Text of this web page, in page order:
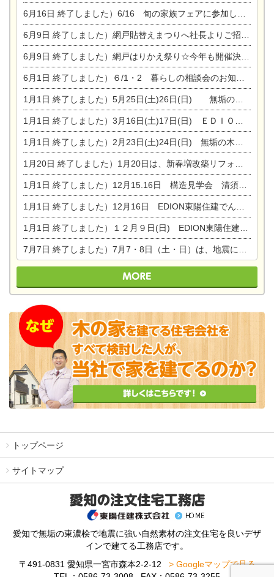
6月16日 終了しました）6/16 旬の家族フェアに参加します☆
6月9日 終了しました）網戸貼替えまつりへ社長よりご招待です♪
6月9日 終了しました）網戸はりかえ祭り☆今年も開催決定！
6月1日 終了しました）６/1・2 暮らしの相談会のお知らせ
1月1日 終了しました）5月25日(土)26日(日) 無垢の木の家体感見学会開催☆
1月1日 終了しました）3月16日(土)17日(日) ＥＤＩＯＮ東陽住建でんき館 総決算まつり
1月1日 終了しました）2月23日(土)24日(日) 無垢の木の家 完成見学会
1月20日 終了しました）1月20日は、新春増改築リフォームまつり＆家の修理祭り＆家電まつりです。
1月1日 終了しました）12月15.16日 構造見学会 清須市西枇杷島町弁天
1月1日 終了しました）12月16日 EDION東陽住建でんき OPEN第二弾イベント！！
1月1日 終了しました）１２月９日(日) EDION東陽住建でんき館プレＯＰＥＮ！＆家の修理まつり
7月7日 終了しました）7月7・8日（土・日）は、地震に強くて安心！暮らしを楽しむ東濃ひのきの平屋の家体験見学会を開催します。ぜひお越しください。
トップページ
サイトマップ
愛知で無垢の東濃桧で地震に強い自然素材の注文住宅を良いデザ
インで建てる工務店です。
〒491-0831 愛知県一宮市森本2-2-12 > Googleマップで見る